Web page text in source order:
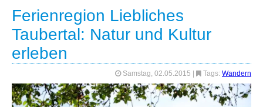
Ferienregion Liebliches
Taubertal: Natur und Kultur
erleben
Samstag, 02.05.2015 Tags: Wandern